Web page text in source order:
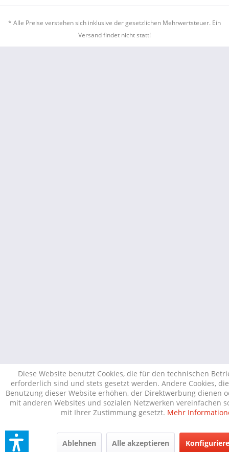
* Alle Preise verstehen sich inklusive der gesetzlichen Mehrwertsteuer. Ein
Versand findet nicht statt!
Diese Website benutzt Cookies, die für den technischen
erforderlich sind und stets gesetzt werden. Andere Cookies,
Benutzung dieser Website erhöhen, der Direktwerbung dienen
mit anderen Websites und sozialen Netzwerken vereinfachen
mit Ihrer Zustimmung gesetzt. Mehr
Ablehnen Alle akzeptieren